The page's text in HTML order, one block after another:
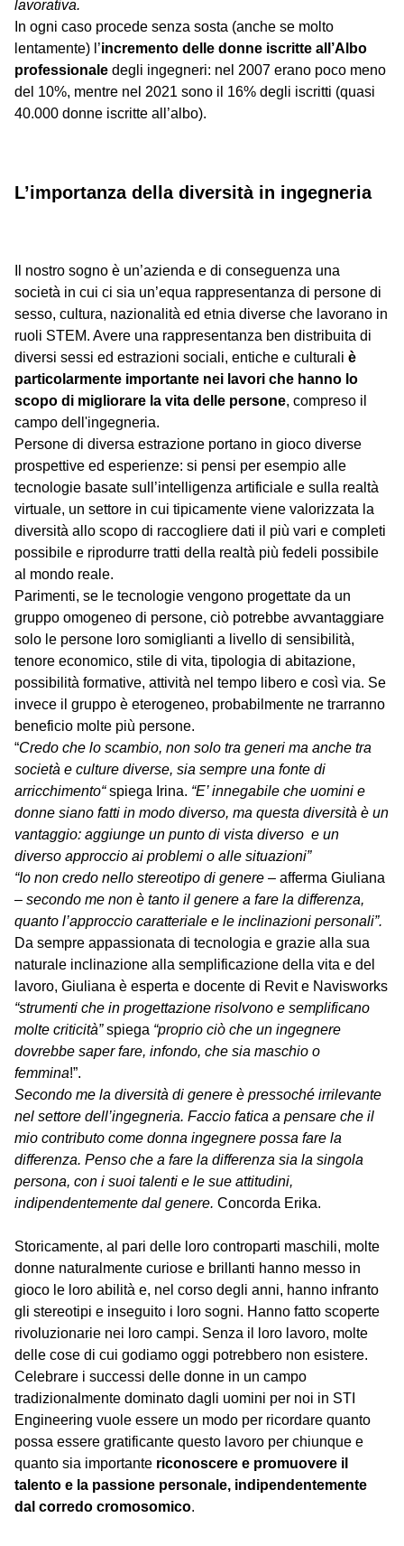
lavorativa.
In ogni caso procede senza sosta (anche se molto
lentamente) l’incremento delle donne iscritte all’Albo
professionale degli ingegneri: nel 2007 erano poco meno
del 10%, mentre nel 2021 sono il 16% degli iscritti (quasi
40.000 donne iscritte all’albo).
L’importanza della diversità in ingegneria
Il nostro sogno è un’azienda e di conseguenza una
società in cui ci sia un’equa rappresentanza di persone di
sesso, cultura, nazionalità ed etnia diverse che lavorano in
ruoli STEM. Avere una rappresentanza ben distribuita di
diversi sessi ed estrazioni sociali, entiche e culturali è
particolarmente importante nei lavori che hanno lo
scopo di migliorare la vita delle persone, compreso il
campo dell'ingegneria.
Persone di diversa estrazione portano in gioco diverse
prospettive ed esperienze: si pensi per esempio alle
tecnologie basate sull’intelligenza artificiale e sulla realtà
virtuale, un settore in cui tipicamente viene valorizzata la
diversità allo scopo di raccogliere dati il più vari e completi
possibile e riprodurre tratti della realtà più fedeli possibile
al mondo reale.
Parimenti, se le tecnologie vengono progettate da un
gruppo omogeneo di persone, ciò potrebbe avvantaggiare
solo le persone loro somiglianti a livello di sensibilità,
tenore economico, stile di vita, tipologia di abitazione,
possibilità formative, attività nel tempo libero e così via. Se
invece il gruppo è eterogeneo, probabilmente ne trarranno
beneficio molte più persone.
“Credo che lo scambio, non solo tra generi ma anche tra
società e culture diverse, sia sempre una fonte di
arricchimento“spiega Irina. “E’ innegabile che uomini e
donne siano fatti in modo diverso, ma questa diversità è un
vantaggio: aggiunge un punto di vista diverso e un
diverso approccio ai problemi o alle situazioni”
“Io non credo nello stereotipo di genere – afferma Giuliana
– secondo me non è tanto il genere a fare la differenza,
quanto l’approccio caratteriale e le inclinazioni personali”.
Da sempre appassionata di tecnologia e grazie alla sua
naturale inclinazione alla semplificazione della vita e del
lavoro, Giuliana è esperta e docente di Revit e Navisworks
“strumenti che in progettazione risolvono e semplificano
molte criticità”spiega “proprio ciò che un ingegnere
dovrebbe saper fare, infondo, che sia maschio o
femmina!”.
Secondo me la diversità di genere è pressoché irrilevante
nel settore dell’ingegneria. Faccio fatica a pensare che il
mio contributo come donna ingegnere possa fare la
differenza. Penso che a fare la differenza sia la singola
persona, con i suoi talenti e le sue attitudini,
indipendentemente dal genere. Concorda Erika.
Storicamente, al pari delle loro controparti maschili, molte
donne naturalmente curiose e brillanti hanno messo in
gioco le loro abilità e, nel corso degli anni, hanno infranto
gli stereotipi e inseguito i loro sogni. Hanno fatto scoperte
rivoluzionarie nei loro campi. Senza il loro lavoro, molte
delle cose di cui godiamo oggi potrebbero non esistere.
Celebrare i successi delle donne in un campo
tradizionalmente dominato dagli uomini per noi in STI
Engineering vuole essere un modo per ricordare quanto
possa essere gratificante questo lavoro per chiunque e
quanto sia importante riconoscere e promuovere il
talento e la passione personale, indipendentemente
dal corredo cromosomico.